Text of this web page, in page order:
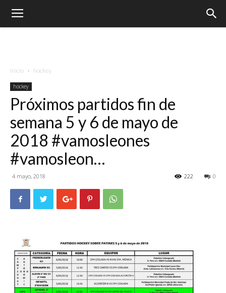
Inicio hockey
hockey
Próximos partidos fin de
semana 5 y 6 de mayo de
2018 #vamosleones
#vamosleon…
4 mayo, 2018 0
222